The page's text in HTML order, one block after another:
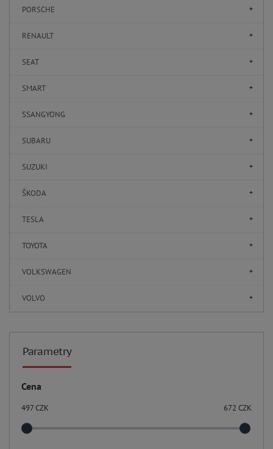
PORSCHE
RENAULT
SEAT
SMART
SSANGYONG
SUBARU
SUZUKI
ŠKODA
TESLA
TOYOTA
VOLKSWAGEN
VOLVO
Parametry
Cena
497CZK 672 CZK